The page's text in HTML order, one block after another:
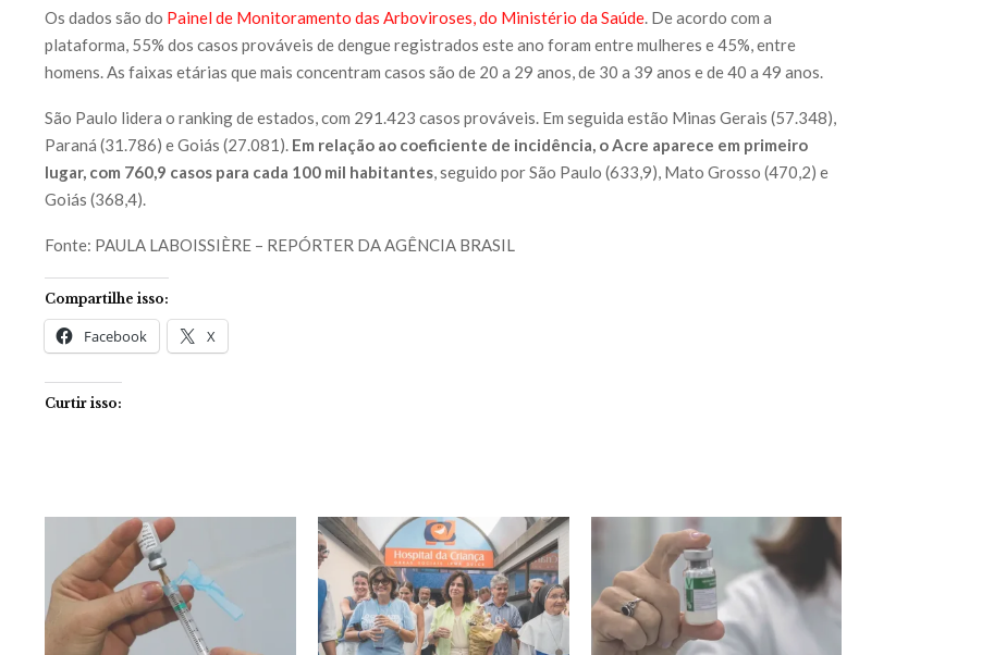
Os dados são do Painel de Monitoramento das Arboviroses, do Ministério da Saúde. De acordo com a
plataforma, 55% dos casos prováveis de dengue registrados este ano foram entre mulheres e 45%, entre
homens. As faixas etárias que mais concentram casos são de 20 a 29 anos, de 30 a 39 anos e de 40 a 49 anos.
São Paulo lidera o ranking de estados, com 291.423 casos prováveis. Em seguida estão Minas Gerais (57.348),
Paraná (31.786) e Goiás (27.081). Em relação ao coeficiente de incidência, o Acre aparece em primeiro
lugar, com 760,9 casos para cada 100 mil habitantes, seguido por São Paulo (633,9), Mato Grosso (470,2) e
Goiás (368,4).
Fonte: PAULA LABOISSIÈRE – REPÓRTER DA AGÊNCIA BRASIL
Compartilhe isso:
Facebook X
Curtir isso: